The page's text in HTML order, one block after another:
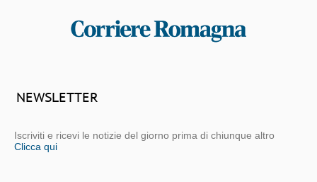
NEWSLETTER
Iscriviti e ricevi le notizie del giorno prima di chiunque altro
Clicca qui